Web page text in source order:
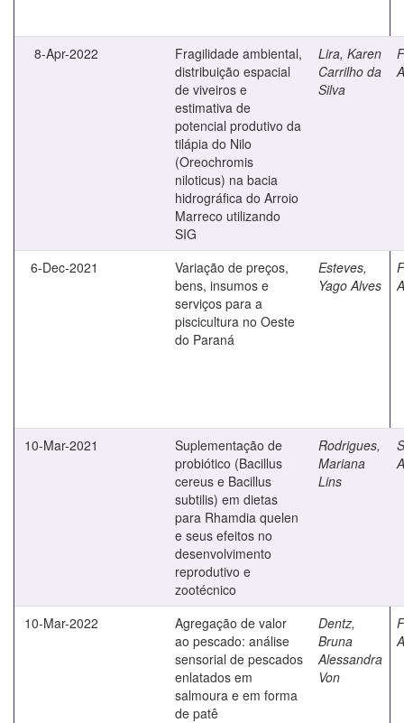
8-Apr-2022
Fragilidade ambiental,
distribuição espacial
de viveiros e
estimativa de
potencial produtivo da
tilápia do Nilo
(Oreochromis
niloticus) na bacia
hidrográfica do Arroio
Marreco utilizando
SIG
Lira, Karen
Carrilho da
Silva
6-Dec-2021
Variação de preços,
bens, insumos e
serviços para a
piscicultura no Oeste
do Paraná
Esteves,
Yago Alves
10-Mar-2021
Suplementação de
probiótico (Bacillus
cereus e Bacillus
subtilis) em dietas
para Rhamdia quelen
e seus efeitos no
desenvolvimento
reprodutivo e
zootécnico
Rodrigues,
Mariana
Lins
10-Mar-2022
Agregação de valor
ao pescado: análise
sensorial de pescados
enlatados em
salmoura e em forma
de patê
Dentz,
Bruna
Alessandra
Von